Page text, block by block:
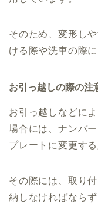
そのため、変形し
ける際や洗車の際
お引っ越しの際の注
お引っ越しなどに
場合には、ナンバ
プレートに変更す
その際には、取り
納しなければなら